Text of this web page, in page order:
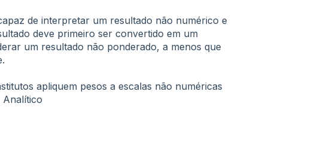
de interpretar um resultado não numérico e
deve primeiro ser convertido em um
um resultado não ponderado, a menos que
apliquem pesos a escalas não numéricas